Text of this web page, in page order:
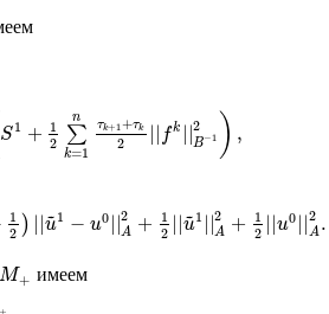
S 1 + 1
2
∑
k=1
n
τk+1+τk
2 || f k ||2
B−1 ) ,
1
2 ) ||u
~1 − u0 ||2
A +
1
2
||u
~1 ||2
A +
1
2
||u0 ||2
A.
M+ имеем